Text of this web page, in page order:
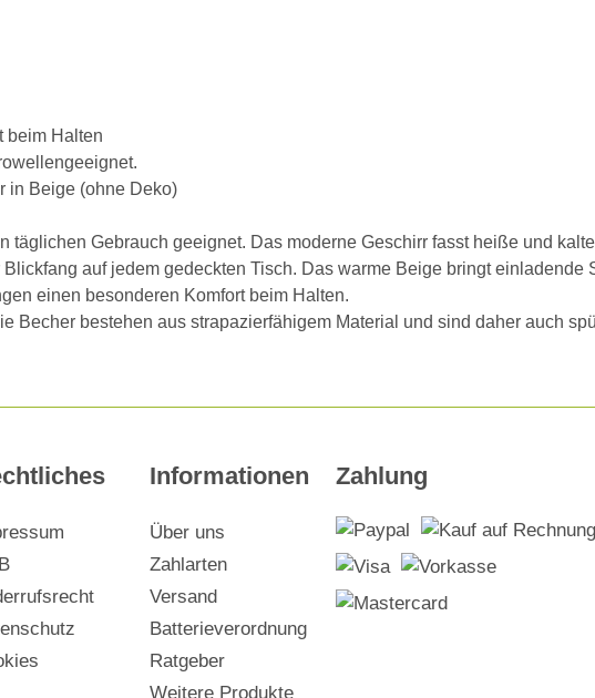
beim Halten
in Beige (ohne Deko)
täglichen Gebrauch geeignet. Das moderne Geschirr fasst heiße und
auf jedem gedeckten Tisch. Das warme Beige bringt einladende
einen besonderen Komfort beim Halten.
Becher bestehen aus strapazierfähigem Material und sind daher auch
Informationen
Über uns
Zahlarten
Versand
Batterieverordnung
Ratgeber
Weitere Produkte
Zahlung